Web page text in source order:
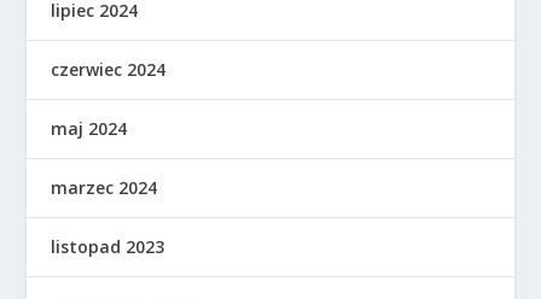
lipiec 2024
czerwiec 2024
maj 2024
marzec 2024
listopad 2023